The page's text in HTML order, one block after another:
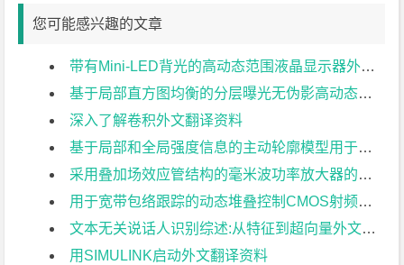
您可能感兴趣的文章
带有Mini-LED背光的高动态范围液晶显示器外文翻译资料
基于局部直方图均衡的分层曝光无伪影高动态范围成像外文翻译资料
深入了解卷积外文翻译资料
基于局部和全局强度信息的主动轮廓模型用于医学图像分割外文翻译资料
采用叠加场效应管结构的毫米波功率放大器的分析与设计外文翻译资料
用于宽带包络跟踪的动态堆叠控制CMOS射频功率放大器外文翻译资料
文本无关说话人识别综述:从特征到超向量外文翻译资料
用SIMULINK启动外文翻译资料